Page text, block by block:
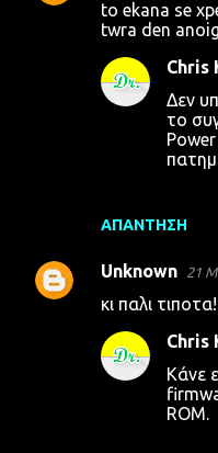
to ekana se
twra den
ΑΠΆΝΤΗΣΗ
Chris
Δεν
το
Unknown 21
κι παλι
Chris
Κάνε
ROM.